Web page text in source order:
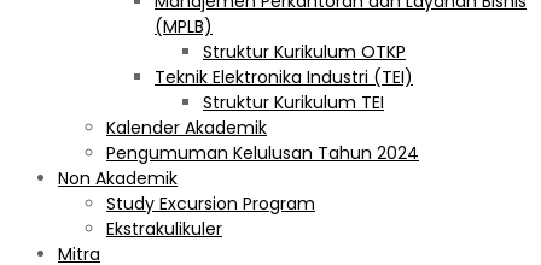
(MPLB)
Struktur Kurikulum OTKP
Teknik Elektronika Industri (TEI)
Struktur Kurikulum TEI
Kalender Akademik
Pengumuman Kelulusan Tahun 2024
Non Akademik
Study Excursion Program
Ekstrakulikuler
Mitra